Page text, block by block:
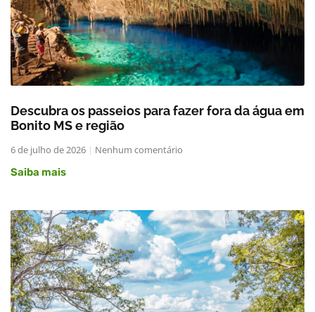
Descubra os passeios para fazer fora da água em
Bonito MS e região
6 de julho de 2026
Nenhum comentário
Saiba mais